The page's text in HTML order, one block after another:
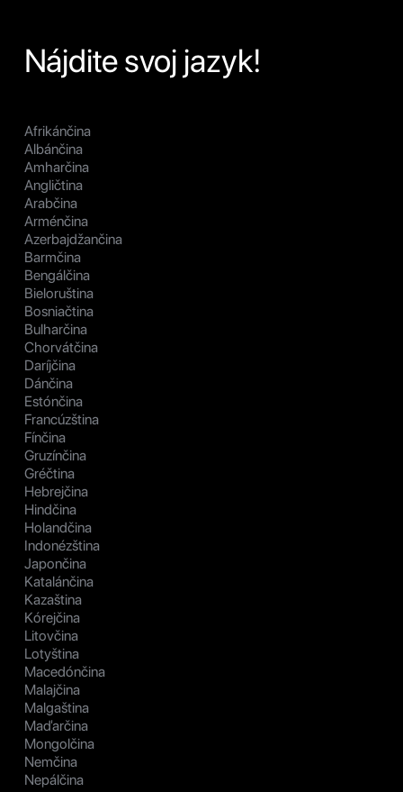
Nájdite svoj jazyk!
Afrikánčina
Albánčina
Amharčina
Angličtina
Arabčina
Arménčina
Azerbajdžančina
Barmčina
Bengálčina
Bieloruština
Bosniačtina
Bulharčina
Chorvátčina
Daríjčina
Dánčina
Estónčina
Francúzština
Fínčina
Gruzínčina
Gréčtina
Hebrejčina
Hindčina
Holandčina
Indonézština
Japončina
Katalánčina
Kazaština
Kórejčina
Litovčina
Lotyština
Macedónčina
Malajčina
Malgaština
Maďarčina
Mongolčina
Nemčina
Nepálčina